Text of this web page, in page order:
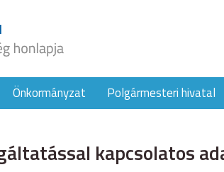
Önkormányzat Polgármesteri hivatal
kapcsolatos